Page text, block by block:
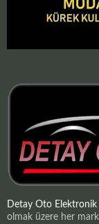
Detay Oto Elektronik
olmak üzere her